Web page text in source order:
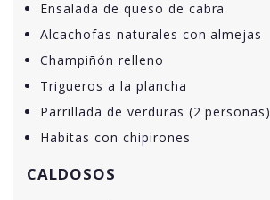
Ensalada de queso de cabra
Alcachofas naturales con almejas
Champiñón relleno
Trigueros a la plancha
Parrillada de verduras (2 personas)
Habitas con chipirones
CALDOSOS